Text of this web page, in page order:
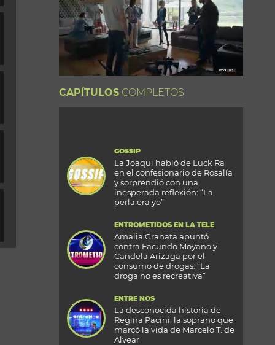
CAPÍTULOS COMPLETOS
GOSSIP
La Joaqui habló de Luck Ra
en el confesionario de Rosalía
y sorprendió con una
inesperada reflexión: “La
perla era yo”
ENTROMETIDOS EN LA TELE
Amalia Granata apuntó
contra Facundo Moyano y
Candela Arizaga por el
consumo de drogas: “La
droga no es recreativa”
ENTRE NOS
La desconocida historia de
Regina Pacini, la soprano que
marcó la vida de Marcelo T. de
Alvear